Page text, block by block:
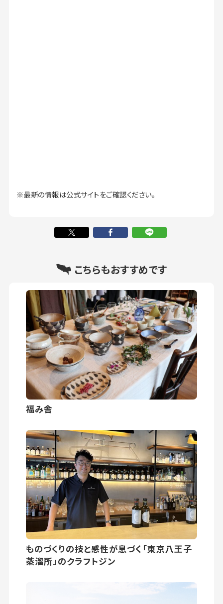
※最新の情報は公式サイトをご確認ください。
こちらもおすすめです
福み舎
ものづくりの技と感性が息づく「東京八王子
蒸溜所」のクラフトジン